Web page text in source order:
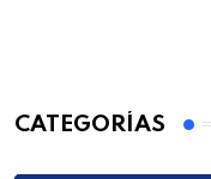
CATEGORÍAS